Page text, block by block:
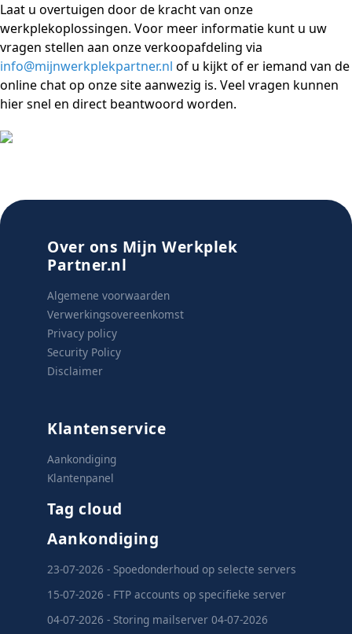
Laat u overtuigen door de kracht van onze
werkplekoplossingen. Voor meer informatie kunt u uw
vragen stellen aan onze verkoopafdeling via
info@mijnwerkplekpartner.nl of u kijkt of er iemand van de
online chat op onze site aanwezig is. Veel vragen kunnen
hier snel en direct beantwoord worden.
Over ons Mijn Werkplek
Partner.nl
Algemene voorwaarden
Verwerkingsovereenkomst
Privacy policy
Security Policy
Disclaimer
Klantenservice
Aankondiging
Klantenpanel
Tag cloud
Aankondiging
23-07-2026 - Spoedonderhoud op selecte servers
15-07-2026 - FTP accounts op specifieke server
04-07-2026 - Storing mailserver 04-07-2026